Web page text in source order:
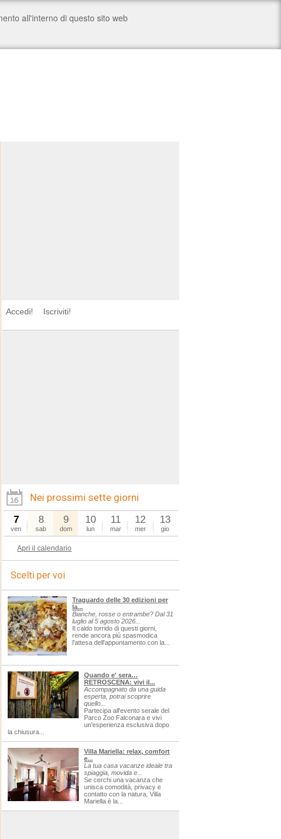
Accedi! Iscriviti!
Nei prossimi sette giorni
7
ven
8
sab
9
dom
10
lun
11
mar
12
mer
13
gio
Apri il calendario
Scelti per voi
Traguardo delle 30 edizioni per
la...
Bianche, rosse o entrambe? Dal 31
luglio al 5 agosto 2026...
Il caldo torrido di questi giorni,
rende ancora più spasmodica
l'attesa dell'appuntamento con la...
Quando e' sera…
RETROSCENA: vivi il...
Accompagnato da una guida
esperta, potrai scoprire
quello...
Partecipa all'evento serale del
Parco Zoo Falconara e vivi
un'esperienza esclusiva dopo
la chiusura...
Villa Mariella: relax, comfort
e...
La tua casa vacanze ideale tra
spiaggia, movida e...
Se cerchi una vacanza che
unisca comodità, privacy e
contatto con la natura, Villa
Mariella è la...